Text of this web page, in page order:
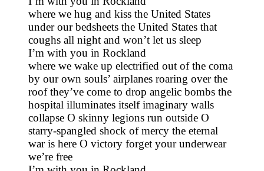
where we hug and kiss the United States
under our bedsheets the United States that
coughs all night and won’t let us sleep
I’m with you in Rockland
where we wake up electrified out of the coma
by our own souls’ airplanes roaring over the
roof they’ve come to drop angelic bombs the
hospital illuminates itself imaginary walls
collapse O skinny legions run outside O
starry-spangled shock of mercy the eternal
war is here O victory forget your underwear
we’re free